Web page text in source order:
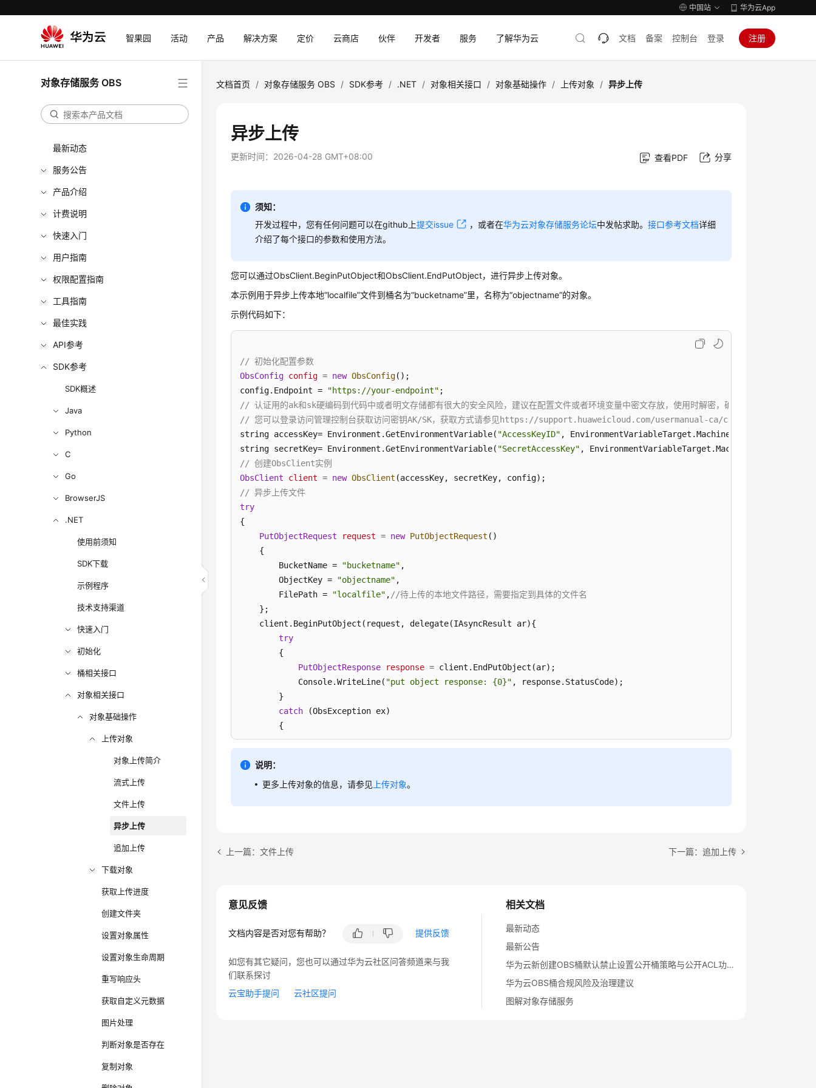
中国站 华为云App
智果园 活动 产品 解决方案 定价 云商店 伙伴 开发者 服务 了解华为云 文档 备案 控制台 登录 注册
对象存储服务 OBS
最新动态
服务公告
产品介绍
计费说明
快速入门
用户指南
权限配置指南
工具指南
最佳实践
API参考
SDK参考
SDK概述
Java
Python
C
Go
BrowserJS
.NET
使用前须知
SDK下载
示例程序
技术支持渠道
快速入门
初始化
桶相关接口
对象相关接口
对象基础操作
上传对象
对象上传简介
流式上传
文件上传
异步上传
追加上传
下载对象
获取上传进度
创建文件夹
设置对象属性
设置对象生命周期
重写响应头
获取自定义元数据
图片处理
判断对象是否存在
复制对象
文档首页 / 对象存储服务 OBS / SDK参考 / .NET / 对象相关接口 / 对象基础操作 / 上传对象 / 异步上传
异步上传
更新时间： 2026-04-28 GMT+08:00 查看PDF 分享
须知：
开发过程中，您有任何问题可以在github上提交issue ，或者在华为云对象存储服务论坛中发帖求助。接口参考文档详细
介绍了每个接口的参数和使用方法。
您可以通过ObsClient.BeginPutObject和ObsClient.EndPutObject，进行异步上传对象。
本示例用于异步上传本地“localfile”文件到桶名为“bucketname”里，名称为“objectname”的对象。
示例代码如下：
// 初始化配置参数
ObsConfig config = new ObsConfig();
config.Endpoint =
"https://your-endpoint"
// 认证用的ak和sk硬编码到代码中或者明文存储都有很大的安全风险，建议在配置文件或者环境变量中密文存放，使用时解密，确保安全；本示例以
// 您可以登录访问管理控制台获取访问密钥AK/SK，获取方式请参见https://support.huaweicloud.com/usermanual-ca/ca_01_0003.html
string accessKey= Environment.GetEnvironmentVariable( "AccessKeyID" , EnvironmentVariableTarget.Machine);
string secretKey= Environment.GetEnvironmentVariable( "SecretAccessKey"
// 创建ObsClient实例
ObsClient
client = new ObsClient
// 异步上传文件
try
{
PutObjectRequest
request = new PutObjectRequest ()
    {
        BucketName =
"bucketname" ,
        ObjectKey =
"objectname" ,
        FilePath =
"localfile" , //待上传的本地文件路径，需要指定到具体的文件名
    };
    client.BeginPutObject(request, delegate(IAsyncResult ar){
try
        {
PutObjectResponse
response = client.EndPutObject(ar);
            Console.WriteLine(
"put object response: {0}" , response.StatusCode);
        }
catch (ObsException ex)
        {
             Console.WriteLine(
"ErrorCode: {0}", ex.ErrorCode);
        }
    },
null);
}
说明：
更多上传对象的信息，请参见 上传对象。
上一篇：文件上传 下一篇：追加上传
相关文档
最新动态
最新公告
华为云新创建OBS桶默认禁止设置公开桶策略与公开ACL功能通知
华为云OBS桶合规风险及治理建议
图解对象存储服务
意见反馈
文档内容是否对您有帮助？ 提供反馈
如您有其它疑问，您也可以通过华为云社区问答频道来与我
们联系探讨
云宝助手提问
云社区提问